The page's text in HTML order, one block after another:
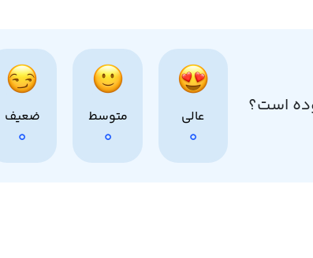
است؟ عالی
0
متوسط
0
ضعیف
0